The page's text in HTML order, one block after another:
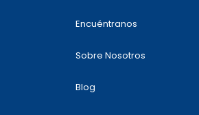
Encuéntranos
Sobre Nosotros
Blog